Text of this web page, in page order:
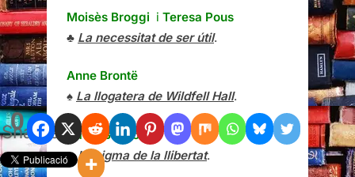
0
Shares
Moisès Broggi i Teresa Pous
♣ La necessitat de ser útil.
Anne Brontë
♠ La llogatera de Wildfell Hall.
David Bueno
♣L’enigma de la llibertat.